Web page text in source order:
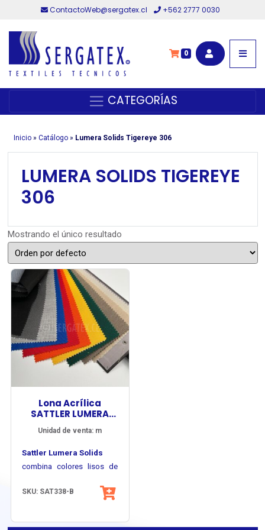
ContactoWeb@sergatex.cl +562 2777 0030
0
CATEGORÍAS
Inicio» Catálogo» Lumera Solids Tigereye 306
LUMERA SOLIDS TIGEREYE
306
Mostrando el único resultado
Lona Acrílica
SATTLER LUMERA
SOLIDS
Unidad de venta: m
Sattler Lumera Solids
combina colores lisos de
superficie uniforme y
excelente desempeño en
Su estructura basada en
permite una apariencia
colores durables
SKU: SAT338-B